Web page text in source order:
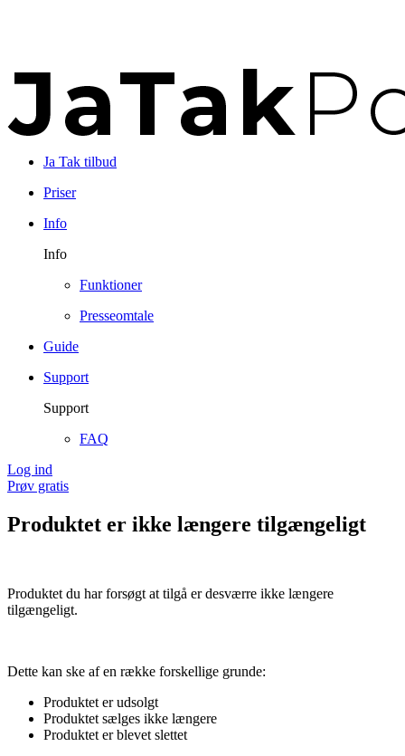
Ja Tak tilbud
Priser
Info
Info
Funktioner
Presseomtale
Guide
Support
Support
FAQ
Log ind
Prøv gratis
Produktet er ikke længere tilgængeligt
Produktet du har forsøgt at tilgå er desværre ikke længere
tilgængeligt.
Dette kan ske af en række forskellige grunde:
Produktet er udsolgt
Produktet sælges ikke længere
Produktet er blevet slettet